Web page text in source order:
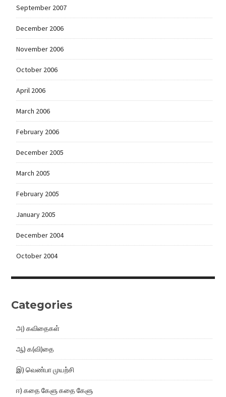
September 2007
December 2006
November 2006
October 2006
April 2006
March 2006
February 2006
December 2005
March 2005
February 2005
January 2005
December 2004
October 2004
Categories
அ) கவிதைகள்
ஆ) க(வி)தை
இ) வெண்பா முயற்சி
ஈ) கதை கேளு கதை கேளு